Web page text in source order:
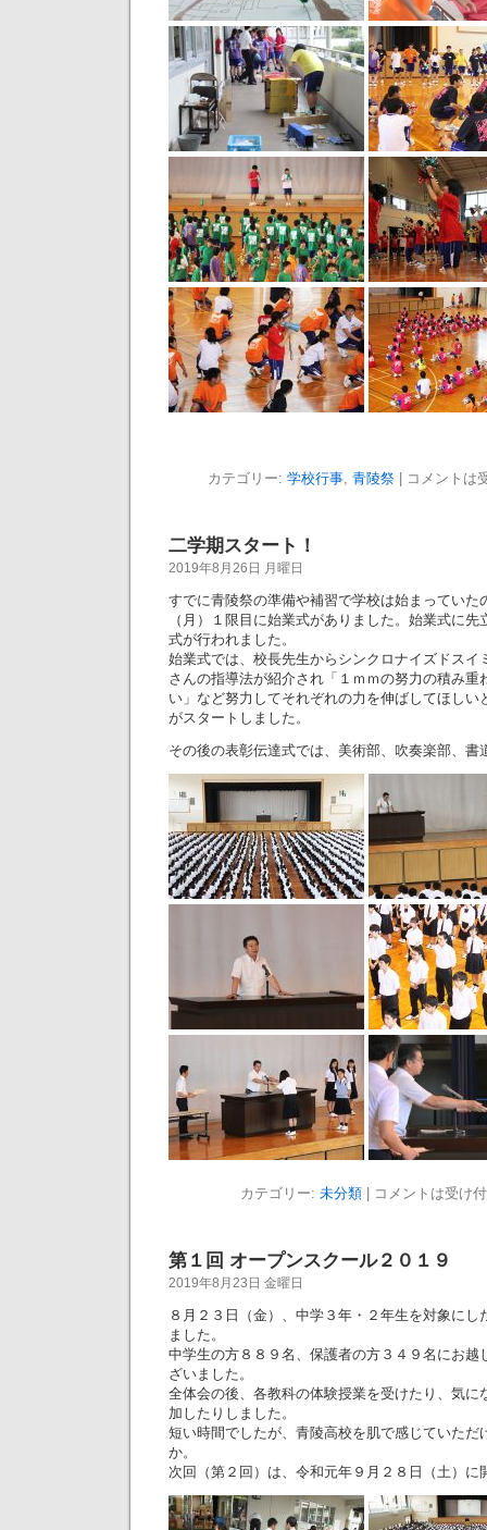
カテゴリー: 学校行事, 青陵祭 コメントは
二学期スタート！
2019年8月26日 月曜日
すでに青陵祭の準備や補習で学校は始まっていた
（月）１限目に始業式がありました。始業式に
式が行われました。
始業式では、校長先生からシンクロナイズドスイ
さんの指導法が紹介され「１ｍｍの努力の積み重
い」など努力してそれぞれの力を伸ばしてほしい
がスタートしました。
その後の表彰伝達式では、美術部、吹奏楽部、書
カテゴリー: 未分類 コメントは受け
第１回 オープンスクール２０１９
2019年8月23日 金曜日
８月２３日（金）、中学３年・２年生を対象にし
ました。
中学生の方８８９名、保護者の方３４９名にお越
ざいました。
全体会の後、各教科の体験授業を受けたり、気に
加したりしました。
短い時間でしたが、青陵高校を肌で感じていただ
か。
次回（第２回）は、令和元年９月２８日（土）に